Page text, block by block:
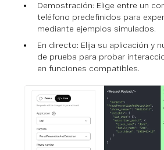
Demostración: Elige entre un
teléfono predefinidos para
mediante ejemplos simulados.
En directo: Elija su aplicación y
de prueba para probar
en funciones compatibles.